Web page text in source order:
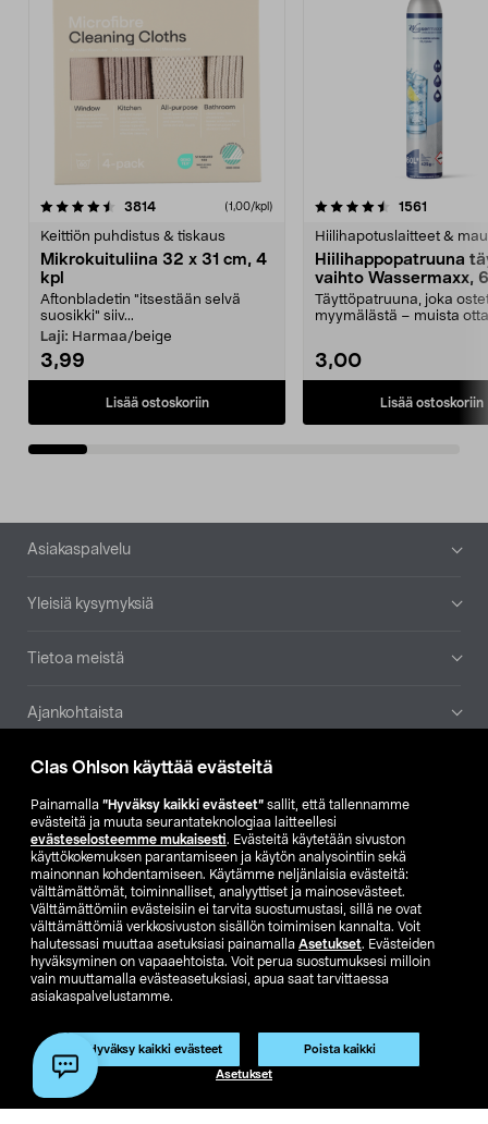
Clas Ohlson käyttää evästeitä
Painamalla ”Hyväksy kaikki evästeet” sallit, että tallennamme
evästeitä ja muuta seurantateknologiaa laitteellesi
evästeselosteemme mukaisesti. Evästeitä käytetään sivuston
käyttökokemuksen parantamiseen ja käytön analysointiin sekä
mainonnan kohdentamiseen. Käytämme neljänlaisia evästeitä:
välttämättömät, toiminnalliset, analyyttiset ja mainosevästeet.
Välttämättömiin evästeisiin ei tarvita suostumustasi, sillä ne ovat
välttämättömiä verkkosivuston sisällön toimimisen kannalta. Voit
halutessasi muuttaa asetuksiasi painamalla Asetukset. Evästeiden
hyväksyminen on vapaaehtoista. Voit perua suostumuksesi milloin
vain muuttamalla evästeasetuksiasi, apua saat tarvittaessa
asiakaspalvelustamme.
Hyväksy kaikki evästeet Poista kaikki
Asetukset
3814arvostelut (1,00/kpl)
Keittiön puhdistus & tiskaus
Mikrokuituliina 32 x 31 cm, 4
kpl
Aftonbladetin "itsestään selvä
suosikki" siiv...
Laji: Harmaa/beige
3,99
Lisää ostoskoriin
4.5viidestä
1561
Hiilihapotuslaitteet &
Hiilihappopatruuna
vaihto Wassermaxx,
Täyttöpatruuna, joka
myymälästä – muista
3,00
Lisää ostoskoriin
4.5viidestä
Alatunniste
Asiakaspalvelu
Yleisiä kysymyksiä
Tietoa meistä
Ajankohtaista
Muut yrityksemme
Etsi myymälä
SE NO FI
FI SV
Club Clas Ostoehdot
Tietosuojaseloste
Näytä hinnat ilman ALV:a